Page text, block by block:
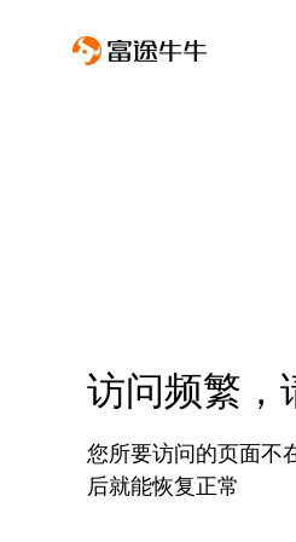
访问频繁，
您所要访问的页面不
后就能恢复正常